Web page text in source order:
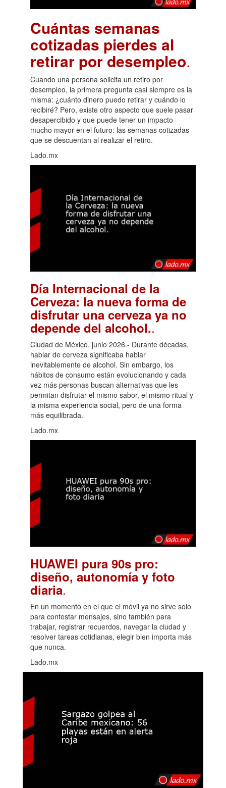
Cuántas semanas
cotizadas pierdes al
retirar por desempleo.
Cuando una persona solicita un retiro por
desempleo, la primera pregunta casi siempre es la
misma: ¿cuánto dinero puedo retirar y cuándo lo
recibiré? Pero, existe otro aspecto que suele pasar
desapercibido y que puede tener un impacto
mucho mayor en el futuro: las semanas cotizadas
que se descuentan al realizar el retiro.
Lado.mx
Día Internacional de la
Cerveza: la nueva forma de
disfrutar una cerveza ya no
depende del alcohol..
Ciudad de México, junio 2026.- Durante décadas,
hablar de cerveza significaba hablar
inevitablemente de alcohol. Sin embargo, los
hábitos de consumo están evolucionando y cada
vez más personas buscan alternativas que les
permitan disfrutar el mismo sabor, el mismo ritual y
la misma experiencia social, pero de una forma
más equilibrada.
Lado.mx
HUAWEI pura 90s pro:
diseño, autonomía y foto
diaria.
En un momento en el que el móvil ya no sirve solo
para contestar mensajes, sino también para
trabajar, registrar recuerdos, navegar la ciudad y
resolver tareas cotidianas, elegir bien importa más
que nunca.
Lado.mx